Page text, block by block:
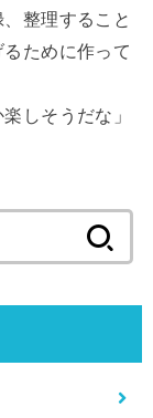
整理すること
ために作って
しそうだな」